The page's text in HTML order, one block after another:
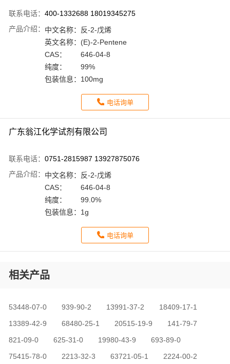
联系电话： 400-1332688 18019345275
产品介绍： 中文名称： 反-2-戊烯
英文名称： (E)-2-Pentene
CAS：
646-04-8
纯度：
99%
包装信息： 100mg
电话询单
广东翁江化学试剂有限公司
联系电话： 0751-2815987 13927875076
产品介绍： 中文名称： 反-2-戊烯
CAS：
646-04-8
纯度：
99.0%
包装信息： 1g
电话询单
相关产品
53448-07-0 939-90-2 13991-37-2
18409-17-1
13389-42-9
68480-25-1 20515-19-9
141-79-7
821-09-0
625-31-0 19980-43-9
693-89-0
75415-78-0
2213-32-3 63721-05-1 2224-00-2